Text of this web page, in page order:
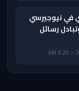
في نيوجيرسي
رسائل